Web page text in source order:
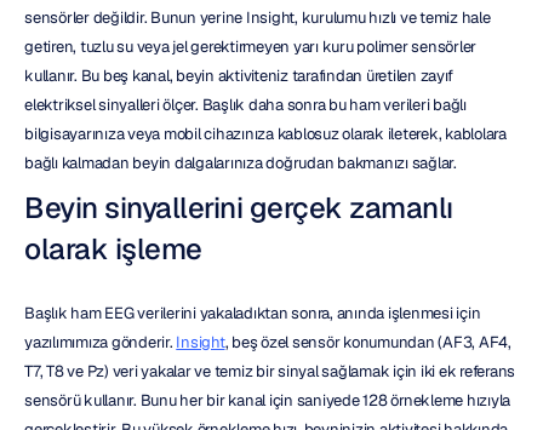
sensörler değildir. Bunun yerine Insight, kurulumu hızlı ve temiz hale
getiren, tuzlu su veya jel gerektirmeyen yarı kuru polimer sensörler
kullanır. Bu beş kanal, beyin aktiviteniz tarafından üretilen zayıf
elektriksel sinyalleri ölçer. Başlık daha sonra bu ham verileri bağlı
bilgisayarınıza veya mobil cihazınıza kablosuz olarak ileterek, kablolara
bağlı kalmadan beyin dalgalarınıza doğrudan bakmanızı sağlar.
Beyin sinyallerini gerçek zamanlı
olarak işleme
Başlık ham EEG verilerini yakaladıktan sonra, anında işlenmesi için
yazılımımıza gönderir. Insight, beş özel sensör konumundan (AF3, AF4,
T7, T8 ve Pz) veri yakalar ve temiz bir sinyal sağlamak için iki ek referans
sensörü kullanır. Bunu her bir kanal için saniyede 128 örnekleme hızıyla